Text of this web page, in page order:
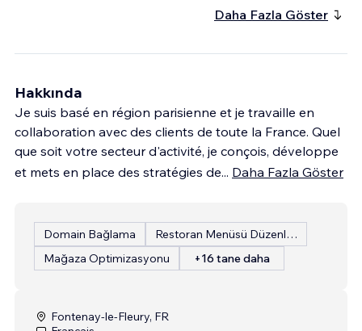
Daha Fazla Göster
Hakkında
Je suis basé en région parisienne et je travaille en
collaboration avec des clients de toute la France. Quel
que soit votre secteur d'activité, je conçois, développe
et mets en place des stratégies de... Daha Fazla Göster
Domain Bağlama
Restoran Menüsü Düzenleme
Mağaza Optimizasyonu
+16 tane daha
Fontenay-le-Fleury, FR